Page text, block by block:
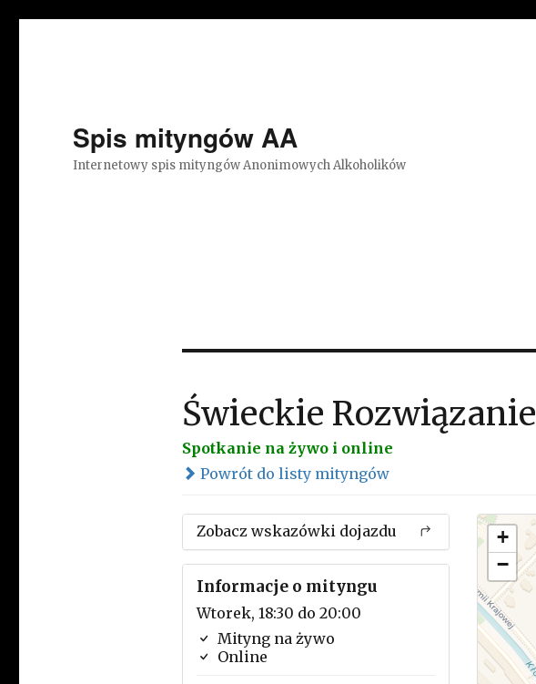
Spis mityngów AA
Internetowy spis mityngów Anonimowych Alkoholików
Świeckie Rozwiązanie
Spotkanie na żywo i online
Powrót do listy mityngów
Zobacz wskazówki dojazdu
Informacje o mityngu
Wtorek, 18:30 do 20:00
Mityng na żywo
Online
+
−